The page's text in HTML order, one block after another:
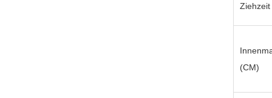
Ziehzeit
(CM)